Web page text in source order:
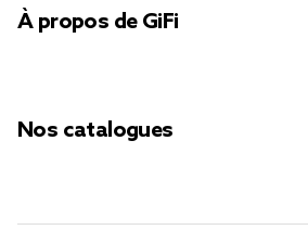
À propos de GiFi
Nos catalogues